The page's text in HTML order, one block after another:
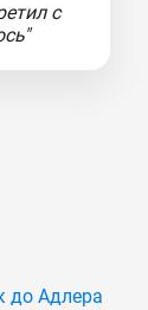
с
до Адлера